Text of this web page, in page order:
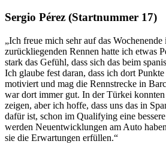
Sergio Pérez (Startnummer 17)
„Ich freue mich sehr auf das
zurückliegenden Rennen hatte ich etwas
stark das Gefühl, dass sich das beim
Ich glaube fest daran, dass ich dort
motiviert und mag die Rennstrecke in
war dort immer gut. In der Türkei
zeigen, aber ich hoffe, dass uns das in
dafür ist, schon im Qualifying eine
werden Neuentwicklungen am Auto
sie die Erwartungen erfüllen.“